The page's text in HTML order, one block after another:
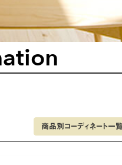
商品別コーディネート一覧